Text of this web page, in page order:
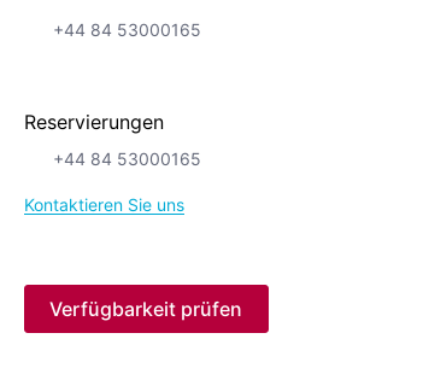
+44 84 53000165
Reservierungen
+44 84 53000165
Kontaktieren Sie uns
Verfügbarkeit prüfen